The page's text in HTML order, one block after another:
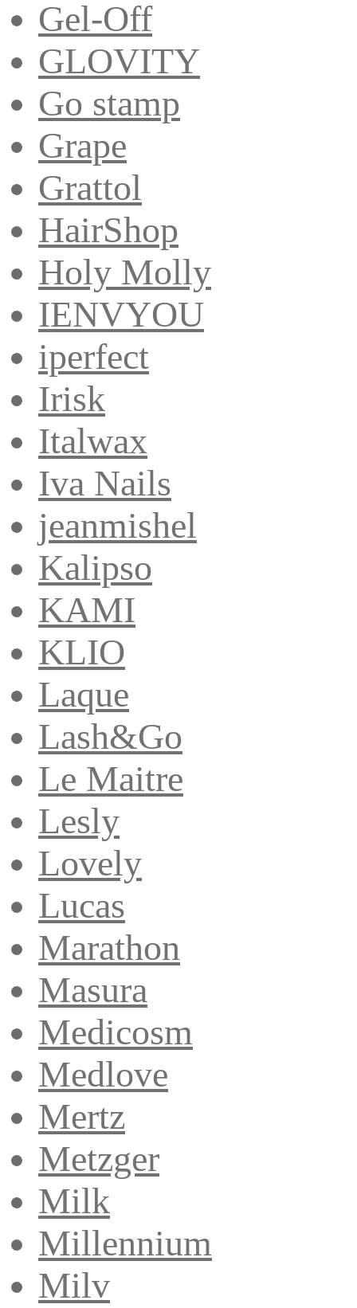
Gel-Off
GLOVITY
Go stamp
Grape
Grattol
HairShop
Holy Molly
IENVYOU
iperfect
Irisk
Italwax
Iva Nails
jeanmishel
Kalipso
KAMI
KLIO
Laque
Lash&Go
Le Maitre
Lesly
Lovely
Lucas
Marathon
Masura
Medicosm
Medlove
Mertz
Metzger
Milk
Millennium
Milv